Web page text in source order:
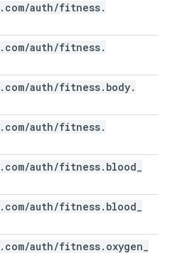
. com/auth/fitness.
. com/auth/fitness.
. com/auth/fitness. body.
. com/auth/fitness.
. com/auth/fitness. blood
. com/auth/fitness. blood
. com/auth/fitness. oxygen